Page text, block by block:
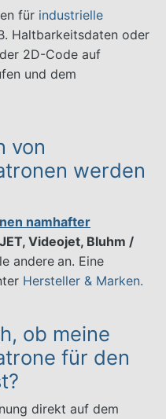
für industrielle
Haltbarkeitsdaten oder
2D-Code auf
und dem
von
werden
namhafter
Videojet, Bluhm /
anderean. Eine
Hersteller & Marken.
ob meine
für den
direkt auf dem